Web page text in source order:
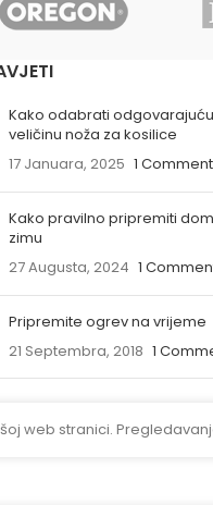
Kako odabrati odgovarajuću
veličinu noža za kosilice
17 Januara, 2025 1 Comment
Kako pravilno pripremiti
zimu
27 Augusta, 2024 1
Pripremite ogrev na vrijeme
21 Septembra, 2018 1
web stranici.